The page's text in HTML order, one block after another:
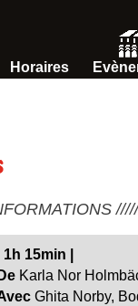
Horaires
1h 15min
DeKarla Nor
Ghita Norby,